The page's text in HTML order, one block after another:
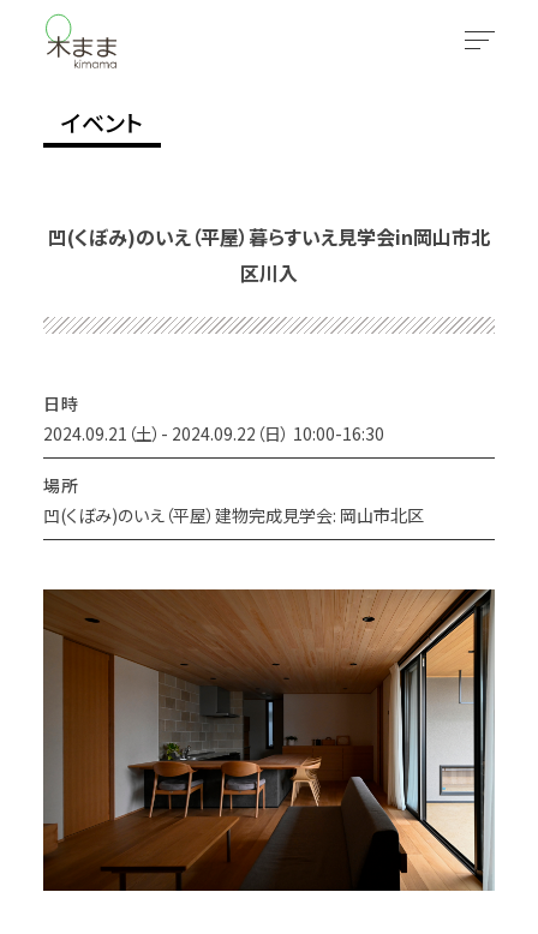
イベント
凹(くぼみ)のいえ（平屋）暮らすいえ見学会in岡山市北
区川入
日時
2024.09.21（土）- 2024.09.22（日） 10:00-16:30
場所
凹(くぼみ)のいえ（平屋）建物完成見学会: 岡山市北区